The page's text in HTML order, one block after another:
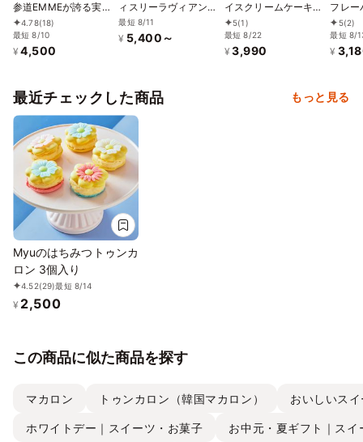
参道EMMEが誇る実力
の一品
4.78(18)
最短 8/10
¥ 4,500
ィスリーラヴィアンレ
ーヴ】ハートのレッド
ローズブーケケーキ5
最短 8/11
¥ 5,400～
イスクリームケーキ 5
号 15cm アイス 2026
5(1)
最短 8/22
¥ 3,990
フレー
プティ
お中元
5(2)
最短 8/
¥
最近チェックした商品 もっと見る
Myuのはちみつトゥンカ
ロン 3個入り
4.52(29)最短 8/14
¥ 2,500
この商品に似た商品を探す
マカロン トゥンカロン（韓国マカロン） おいしいス
ホワイトデー｜スイーツ・お菓子 お中元・夏ギフト｜スイ